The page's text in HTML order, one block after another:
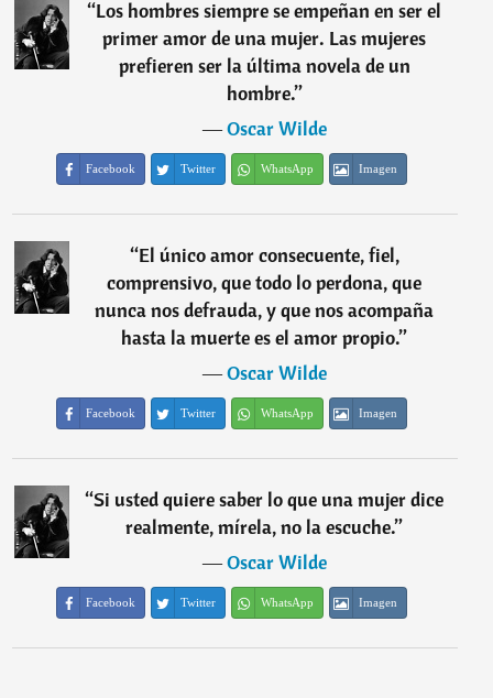
“Los hombres siempre se empeñan en ser el
primer amor de una mujer. Las mujeres
prefieren ser la última novela de un
hombre.”
―Oscar Wilde
Facebook Twitter WhatsApp Imagen
“El único amor consecuente, fiel,
comprensivo, que todo lo perdona, que
nunca nos defrauda, y que nos acompaña
hasta la muerte es el amor propio.”
―Oscar Wilde
Facebook Twitter WhatsApp Imagen
“Si usted quiere saber lo que una mujer dice
realmente, mírela, no la escuche.”
―Oscar Wilde
Facebook Twitter WhatsApp Imagen